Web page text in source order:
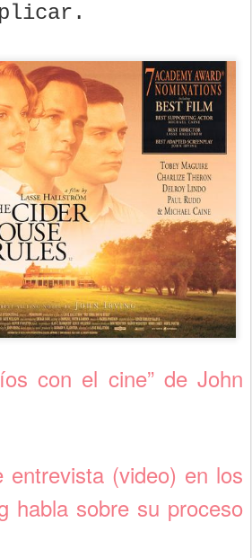
con el cine” de John
entrevista (video) en los
habla sobre su proceso